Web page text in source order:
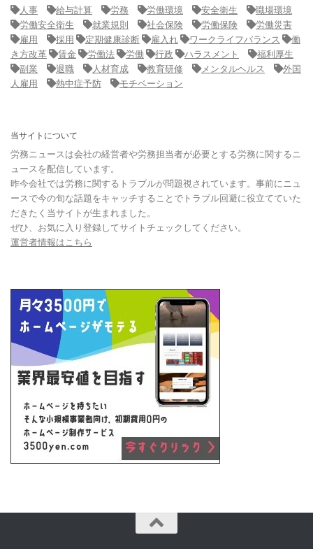
人事
給与計算 労務 労働環境 安全衛生
職場環境
労働安全衛生
就業規則 社会保険 労働保険
労働災害
雇用
採用 定期健康診断 雇入れ ワークライフバランス
働
き方改革
賃金 労働法 労働 行政 ハラスメント
福利厚生
副業
退職 人材育成 教育研修 メンタルヘルス
外国
人雇用
熱中症予防 モチベーション
当サイトについて
労務ニュースは会社の経営者や労務担当者が必要とする労務に関するニ
ュースを配信しています。
昨今会社では労務に関するトラブルが問題視されています。事前にニュ
ースで今の旬な話題をキャッチすることでトラブル回避に役立てていた
だきたく当サイトが生まれました。
ぜひ、お気に入り登録してサイトチェックしてください。
運営者情報はこちら